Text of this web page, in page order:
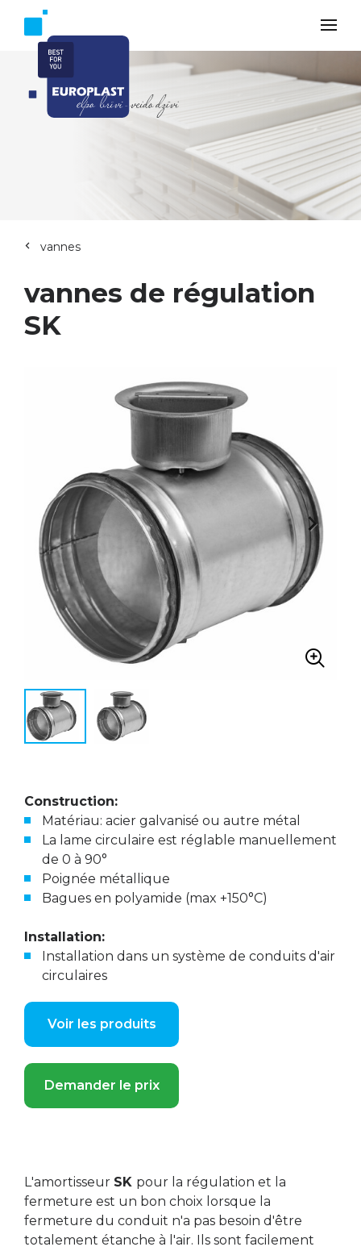
vannes
vannes de régulation
SK
Construction:
Matériau: acier galvanisé ou autre métal
La lame circulaire est réglable manuellement
de 0 à 90°
Poignée métallique
Bagues en polyamide (max +150°C)
Installation:
Installation dans un système de conduits d'air
circulaires
Voir les produits
Demander le prix
L'amortisseur SK pour la régulation et la
fermeture est un bon choix lorsque la
fermeture du conduit n'a pas besoin d'être
totalement étanche à l'air. Ils sont facilement